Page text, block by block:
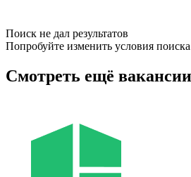
Поиск не дал результатов
Попробуйте изменить условия
Смотреть ещё вакансии